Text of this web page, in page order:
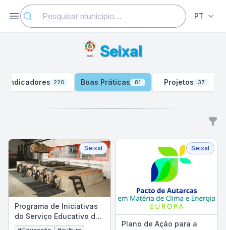
Abrir menu PT
Seixal
Indicadores 220 Boas Práticas 81 Projetos 37
Filtros Seixal
Programa de Iniciativas
do Serviço Educativo do
Ecomuseu do Seixal
Seixal
Plano de Ação para a